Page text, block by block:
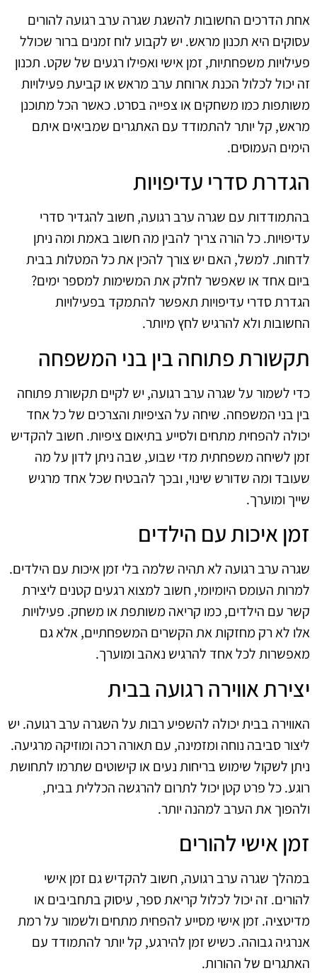
אחת הדרכים החשובות להשגת שגרה ערב רגועה להורים
עסוקים היא תכנון מראש. יש לקבוע לוח זמנים ברור שכולל
פעילויות משפחתיות, זמן אישי ואפילו רגעים של שקט. תכנון
זה יכול לכלול הכנת ארוחת ערב מראש או קביעת פעילויות
משותפות כמו משחקים או צפייה בסרט. כאשר הכל מתוכנן
מראש, קל יותר להתמודד עם האתגרים שמביאים איתם
הימים העמוסים.
הגדרת סדרי עדיפויות
בהתמודדות עם שגרה ערב רגועה, חשוב להגדיר סדרי
עדיפויות. כל הורה צריך להבין מה חשוב באמת ומה ניתן
לדחות. למשל, האם יש צורך להכין את כל המטלות בבית
ביום אחד או שאפשר לחלק את המשימות למספר ימים?
הגדרת סדרי עדיפויות תאפשר להתמקד בפעילויות
החשובות ולא להרגיש לחץ מיותר.
תקשורת פתוחה בין בני המשפחה
כדי לשמור על שגרה ערב רגועה, יש לקיים תקשורת פתוחה
בין בני המשפחה. שיחה על הציפיות והצרכים של כל אחד
יכולה להפחית מתחים ולסייע בתיאום ציפיות. חשוב להקדיש
זמן לשיחה משפחתית מדי שבוע, שבה ניתן לדון על מה
שעובד ומה שדורש שינוי, ובכך להבטיח שכל אחד מרגיש
שייך ומוערך.
זמן איכות עם הילדים
שגרה ערב רגועה לא תהיה שלמה בלי זמן איכות עם הילדים.
למרות העומס היומיומי, חשוב למצוא רגעים קטנים ליצירת
קשר עם הילדים, כמו קריאה משותפת או משחק. פעילויות
אלו לא רק מחזקות את הקשרים המשפחתיים, אלא גם
מאפשרות לכל אחד להרגיש נאהב ומוערך.
יצירת אווירה רגועה בבית
האווירה בבית יכולה להשפיע רבות על השגרה ערב רגועה. יש
ליצור סביבה נוחה ומזמינה, עם תאורה רכה ומוזיקה מרגיעה.
ניתן לשקול שימוש בריחות נעים או קישוטים שתרמו לתחושת
רוגע. כל פרט קטן יכול לתרום להרגשה הכללית בבית,
ולהפוך את הערב למהנה יותר.
זמן אישי להורים
במהלך שגרה ערב רגועה, חשוב להקדיש גם זמן אישי
להורים. זה יכול לכלול קריאת ספר, עיסוק בתחביבים או
מדיטציה. זמן אישי מסייע להפחית מתחים ולשמור על רמת
אנרגיה גבוהה. כשיש זמן להירגע, קל יותר להתמודד עם
האתגרים של ההורות.